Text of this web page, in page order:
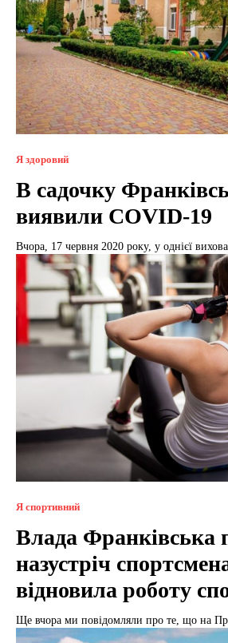
Я здоровий
В садочку
виявили COVID-19
Вчора, 17 червня 2020 року, у однієї
Я спортивний
Влада Франківська
назустріч
відновила роботу
Ще вчора ми повідомляли про те, що на